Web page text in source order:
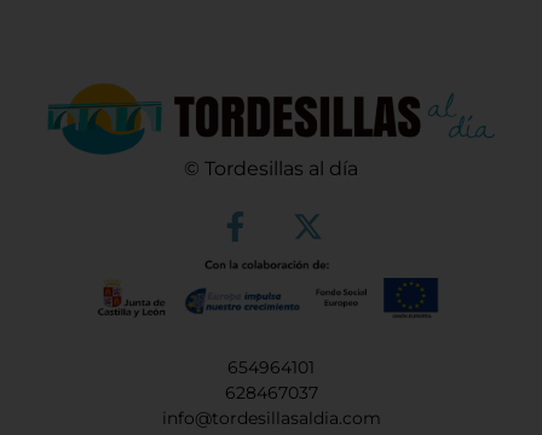
© Tordesillas al día
654964101
628467037
info@tordesillasaldia.com